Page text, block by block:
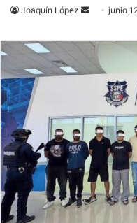
Joaquín López
Send
email
junio